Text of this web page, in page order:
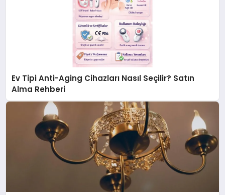
Ev Tipi Anti-Aging Cihazları Nasıl Seçilir? Satın
Alma Rehberi